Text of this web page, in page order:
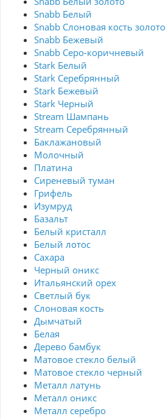
Snabb Белый
Snabb Слоновая кость золото
Snabb Бежевый
Snabb Серо-коричневый
Stark Белый
Stark Серебрянный
Stark Бежевый
Stark Черный
Stream Шампань
Stream Серебрянный
Баклажановый
Молочный
Платина
Сиреневый туман
Грифель
Изумруд
Базальт
Белый кристалл
Белый лотос
Сахара
Черный оникс
Итальянский орех
Светлый бук
Слоновая кость
Дымчатый
Белая
Дерево бамбук
Матовое стекло белый
Матовое стекло черный
Металл латунь
Металл оникс
Металл серебро